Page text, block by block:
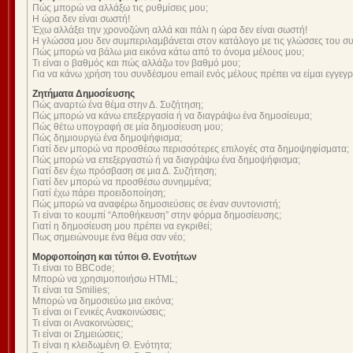
Πώς μπορώ να αλλάξω τις ρυθμίσεις μου;
Η ώρα δεν είναι σωστή!
Έχω αλλάξει την χρονοζώνη αλλά και πάλι η ώρα δεν είναι σωστή!
Η γλώσσα μου δεν συμπεριλαμβάνεται στον κατάλογο με τις γλώσσες του
Πώς μπορώ να βάλω μια εικόνα κάτω από το όνομα μέλους μου;
Τι είναι ο βαθμός και πώς αλλάζω τον βαθμό μου;
Για να κάνω χρήση του συνδέσμου email ενός μέλους πρέπει να είμαι
Ζητήματα Δημοσίευσης
Πώς αναρτώ ένα θέμα στην Δ. Συζήτηση;
Πώς μπορώ να κάνω επεξεργασία ή να διαγράψω ένα δημοσίευμα;
Πώς θέτω υπογραφή σε μία δημοσίευση μου;
Πώς δημιουργώ ένα δημοψήφισμα;
Γιατί δεν μπορώ να προσθέσω περισσότερες επιλογές στα δημοψηφίσματα;
Πώς μπορώ να επεξεργαστώ ή να διαγράψω ένα δημοψήφισμα;
Γιατί δεν έχω πρόσβαση σε μια Δ. Συζήτηση;
Γιατί δεν μπορώ να προσθέσω συνημμένα;
Γιατί έχω πάρει προειδοποίηση;
Πώς μπορώ να αναφέρω δημοσιεύσεις σε έναν συντονιστή;
Τι είναι το κουμπί “Αποθήκευση” στην φόρμα δημοσίευσης;
Γιατί η δημοσίευση μου πρέπει να εγκριθεί;
Πως σημειώνουμε ένα θέμα σαν νέο;
Μορφοποίηση και τύποι Θ. Ενοτήτων
Τι είναι το BBCode;
Μπορώ να χρησιμοποιήσω HTML;
Τι είναι τα Smilies;
Μπορώ να δημοσιεύω μια εικόνα;
Τι είναι οι Γενικές Ανακοινώσεις;
Τι είναι οι Ανακοινώσεις;
Τι είναι οι Σημειώσεις;
Τι είναι η κλειδωμένη Θ. Ενότητα;